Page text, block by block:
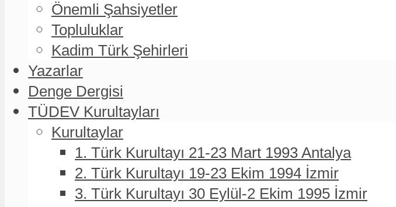
Önemli Şahsiyetler
Topluluklar
Kadim Türk Şehirleri
Yazarlar
Denge Dergisi
TÜDEV Kurultayları
Kurultaylar
1. Türk Kurultayı 21-23 Mart 1993 Antalya
2. Türk Kurultayı 19-23 Ekim 1994 İzmir
3. Türk Kurultayı 30 Eylül-2 Ekim 1995 İzmir